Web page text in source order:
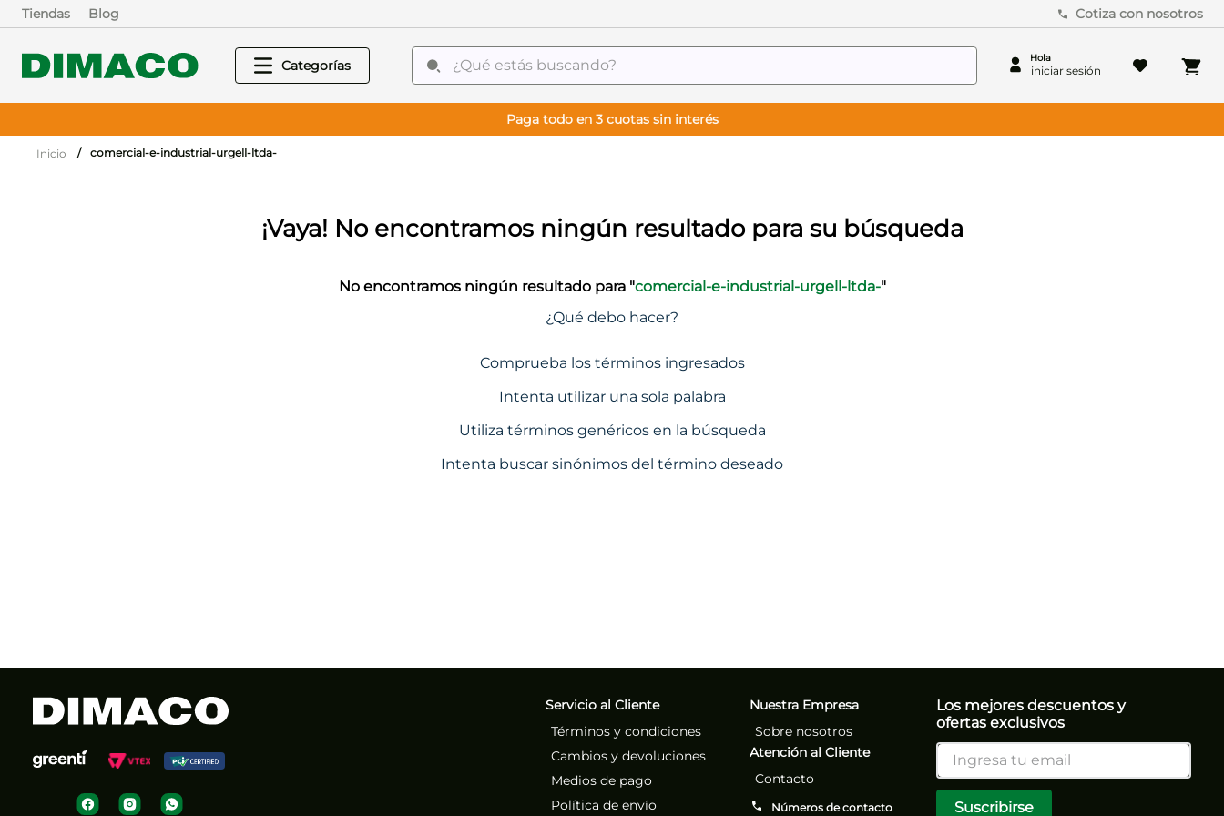
Tiendas Blog Cotiza con nosotros
¿Qué estás buscando?
Paga todo en 3 cuotas sin interés
comercial-e-industrial-urgell-ltda-
No encontramos ningún resultado para "comercial-e-industrial-urgell-ltda-"
¿Qué debo hacer?
Comprueba los términos ingresados
Intenta utilizar una sola palabra
Utiliza términos genéricos en la búsqueda
Intenta buscar sinónimos del término deseado
Servicio al Cliente
Términos y condiciones
Cambios y devoluciones
Medios de pago
Política de envío
Nuestra Empresa
Sobre nosotros
Atención al Cliente
Contacto
Números de contacto
Los mejores descuentos y
ofertas exclusivos
Suscribirse